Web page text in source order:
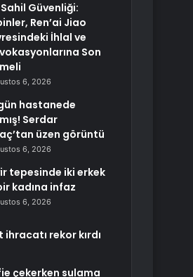
Güvenliği:
Ren’ai Jiao
İhlal ve
Son
6, 2026
hastanede
Serdar
üzen görüntü
6, 2026
tepesinde iki erkek
kadına infaz
6, 2026
ihracatı rekor kırdı
çekerken sulama